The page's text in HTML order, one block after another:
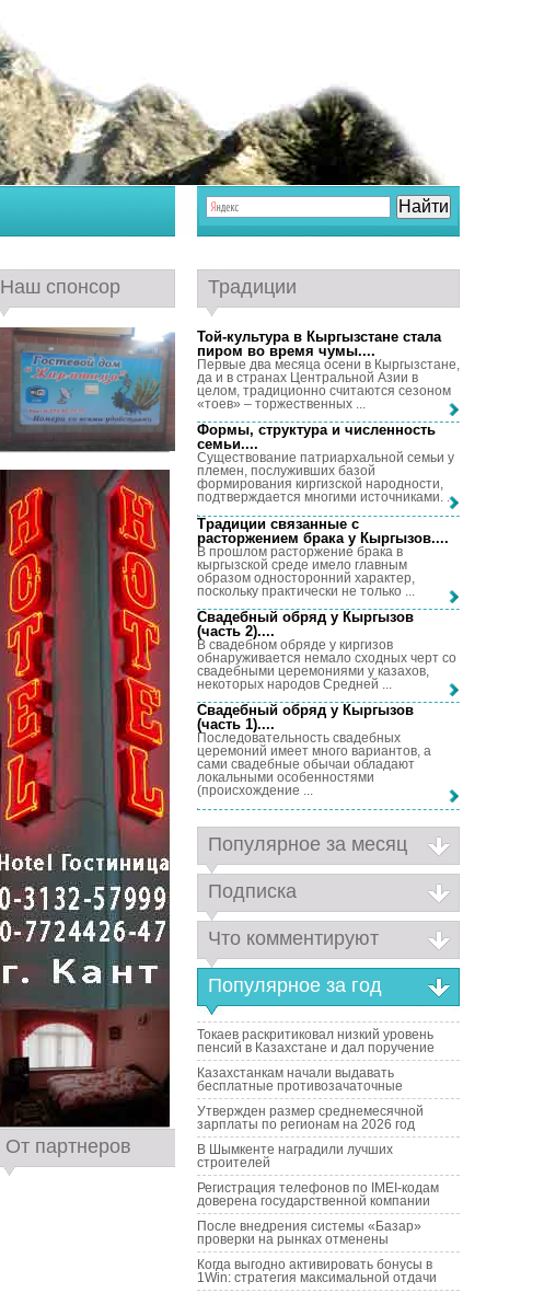
Наш спонсор
От партнеров
Традиции
Той-культура в Кыргызстане стала
пиром во время чумы....
Первые два месяца осени в Кыргызстане,
да и в странах Центральной Азии в
целом, традиционно считаются сезоном
«тоев» – торжественных ...
Формы, структура и численность
семьи....
Существование патриархальной семьи у
племен, послуживших базой
формирования киргизской народности,
подтверждается многими источниками. ...
Традиции связанные с
расторжением брака у Кыргызов....
В прошлом расторжение брака в
кыргызской среде имело главным
образом односторонний характер,
поскольку практически не только ...
Свадебный обряд у Кыргызов
(часть 2)....
В свадебном обряде у киргизов
обнаруживается немало сходных черт со
свадебными церемониями у казахов,
некоторых народов Средней ...
Свадебный обряд у Кыргызов
(часть 1)....
Последовательность свадебных
церемоний имеет много вариантов, а
сами свадебные обычаи обладают
локальными особенностями
(происхождение ...
Популярное за месяц
Подписка
Что комментируют
Популярное за год
Токаев раскритиковал низкий уровень
пенсий в Казахстане и дал поручение
Казахстанкам начали выдавать
бесплатные противозачаточные
Утвержден размер среднемесячной
зарплаты по регионам на 2026 год
В Шымкенте наградили лучших
строителей
Регистрация телефонов по IMEI-кодам
доверена государственной компании
После внедрения системы «Базар»
проверки на рынках отменены
Когда выгодно активировать бонусы в
1Win: стратегия максимальной отдачи